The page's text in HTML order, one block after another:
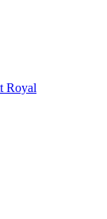
Royal